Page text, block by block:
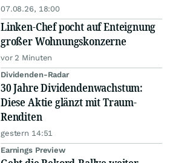
07.08.26, 18:00
Linken-Chef pocht auf Enteignung
großer Wohnungskonzerne
vor 2 Minuten
Dividenden-Radar
30 Jahre Dividendenwachstum:
Diese Aktie glänzt mit Traum-
Renditen
gestern 14:51
Earnings Preview